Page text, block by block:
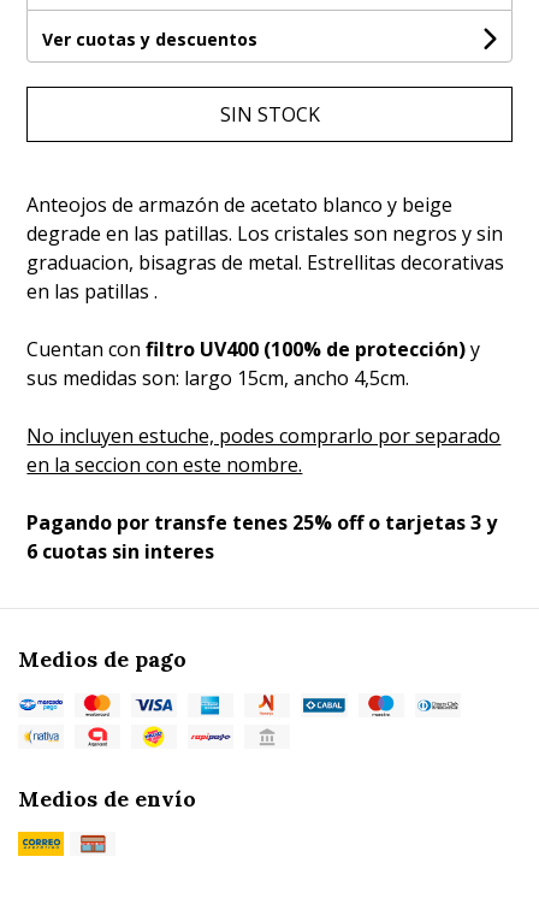
Ver cuotas y descuentos
SIN STOCK
Anteojos de armazón de acetato blanco y beige
degrade en las patillas. Los cristales son negros y sin
graduacion, bisagras de metal. Estrellitas decorativas
en las patillas .
Cuentan confiltro UV400 (100% de protección)y
sus medidas son: largo 15cm, ancho 4,5cm.
No incluyen estuche, podes comprarlo por separado
en la seccion con este nombre.
Pagando por transfe tenes 25% off o tarjetas 3 y
6 cuotas sin interes
Medios de pago
Medios de envío